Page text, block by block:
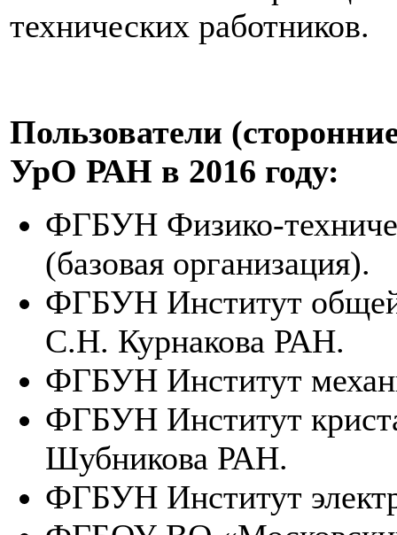
технических работников.
Пользователи
УрО РАН в 2016 году:
ФГБУН Физико-
(базовая организация).
ФГБУН Институт
С.Н. Курнакова РАН.
ФГБУН Институт
ФГБУН Институт
Шубникова РАН.
ФГБУН Институт